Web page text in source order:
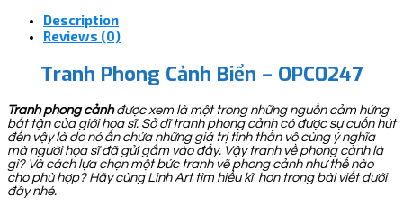
Description
Reviews (0)
Tranh Phong Cảnh Biển – OPC0247
Tranh phong cảnhđược xem là một trong những nguồn cảm hứng
bất tận của giới họa sĩ. Sở dĩ tranh phong cảnh có được sự cuốn hút
đến vậy là do nó ẩn chứa những giá trị tinh thần vô cùng ý nghĩa
mà người họa sĩ đã gửi gắm vào đấy. Vậy tranh về phong cảnh là
gì? Và cách lựa chọn một bức tranh vẽ phong cảnh như thế nào
cho phù hợp? Hãy cùng Linh Art tìm hiểu kĩ hơn trong bài viết dưới
đây nhé.